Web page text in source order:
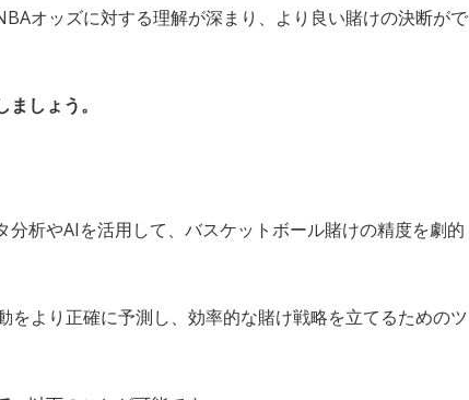
オッズに対する理解が深まり、より良い賭けの決断がで
しょう。
分析やAIを活用して、バスケットボール賭けの精度を劇的
より正確に予測し、効率的な賭け戦略を立てるためのツ